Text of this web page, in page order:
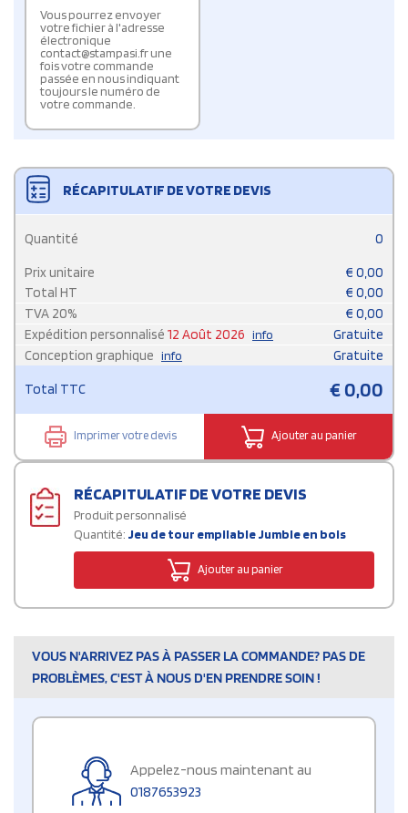
Vous pourrez envoyer
votre fichier à l'adresse
électronique
contact@stampasi.fr une
fois votre commande
passée en nous indiquant
toujours le numéro de
votre commande.
RÉCAPITULATIF DE VOTRE DEVIS
Quantité 0
Prix unitaire € 0,00
Total HT
€ 0,00
TVA 20% € 0,00
Expédition personnalisé 12 Août 2026 info
Gratuite
Conception graphique info Gratuite
Total TTC €0,00
Imprimer votre devis Ajouter au panier
RÉCAPITULATIF DE VOTRE DEVIS
Produit personnalisé
Quantité: Jeu de tour empilable Jumble en bois
Ajouter au panier
VOUS N'ARRIVEZ PAS À PASSER LA COMMANDE? PAS DE
PROBLÈMES, C'EST À NOUS D'EN PRENDRE SOIN !
Appelez-nous maintenant au
0187653923